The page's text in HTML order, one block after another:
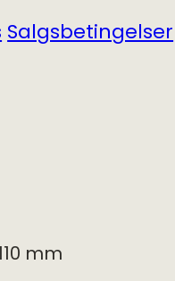
Salgsbetingelser
mm